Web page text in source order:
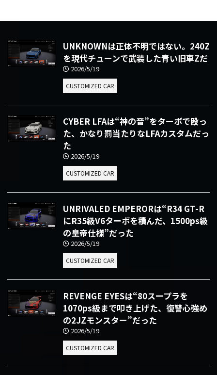
UNKNOWNは正体不明ではない。240Z
を現代チューンで武装した青い旧車Zだ
2026/5/19
CUSTOMIZED CAR
CYBER LFAは“神の音”をターボで殴っ
た、かなり罰当たりなLFAカスタムだっ
た
2026/5/19
CUSTOMIZED CAR
UNRIVALED EMPERORは“R34 GT-R
にR35級V6ターボを積んだ、1500ps級
の皇帝仕様”だった
2026/5/19
CUSTOMIZED CAR
REVENGE EYESは“80スープラを
1070ps級まで叩き上げた、復讐心強め
の2JZモンスター”だった
2026/5/19
CUSTOMIZED CAR